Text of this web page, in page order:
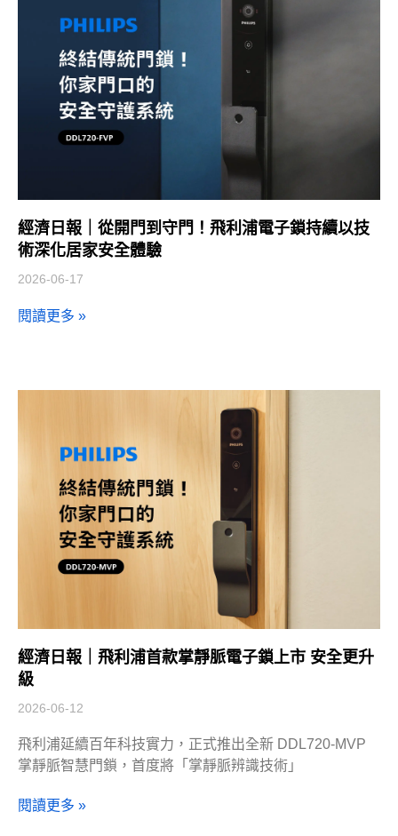
經濟日報｜從開門到守門！飛利浦電子鎖持續以技
術深化居家安全體驗
2026-06-17
閱讀更多 »
經濟日報｜飛利浦首款掌靜脈電子鎖上市 安全更升
級
2026-06-12
飛利浦延續百年科技實力，正式推出全新 DDL720-MVP
掌靜脈智慧門鎖，首度將「掌靜脈辨識技術」
閱讀更多 »